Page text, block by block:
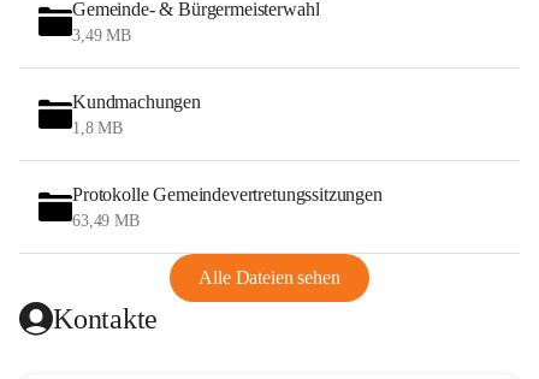
Gemeinde- & Bürgermeisterwahl
3,49 MB
Kundmachungen
1,8 MB
Protokolle Gemeindevertretungssitzungen
63,49 MB
Alle Dateien sehen
Kontakte